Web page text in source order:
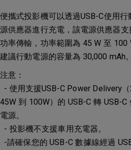
便攜式投影機可以透過USB-C使用
源供應器進行充電，該電源供應器
功率傳輸，功率範圍為 45 W 至 100
建議行動電源的容量為 30,000 mAh。
注意：
- 使用支援USB-C Power Delivery
45W 到 100W）的 USB-C 轉 USB-
電源。
- 投影機不支援車用充電器。
-請確保您的 USB-C 數據線經過